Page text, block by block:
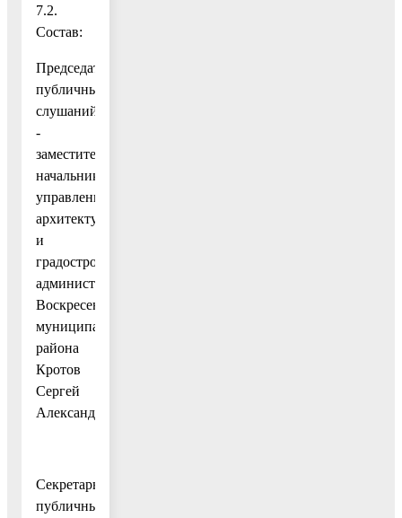
7.2.
Состав:
Председатель
публичных
слушаний
-
заместитель
начальника
управления
архитектуры
и
градостроительства
администрации
Воскресенского
муниципального
района
Кротов
Сергей
Александрович.
Секретарь
публичных